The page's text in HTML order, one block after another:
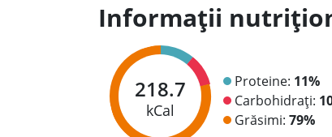
Informații
218.7
kCal
Proteine: 11%
Carbohidrați:
Grăsimi: 79%